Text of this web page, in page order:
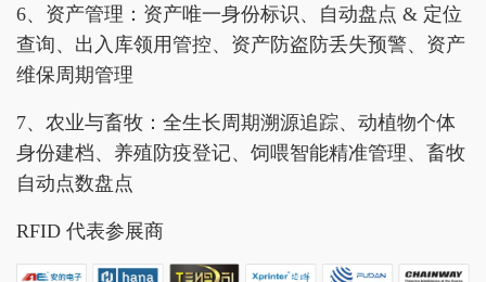
6、资产管理：资产唯一身份标识、自动盘点 & 定位
查询、出入库领用管控、资产防盗防丢失预警、资产
维保周期管理
7、农业与畜牧：全生长周期溯源追踪、动植物个体
身份建档、养殖防疫登记、饲喂智能精准管理、畜牧
自动点数盘点
RFID 代表参展商